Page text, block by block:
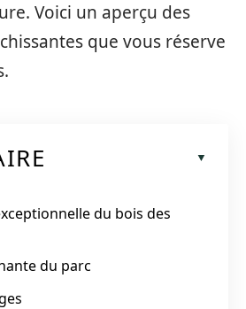
Voici un aperçu des
que vous réserve
du bois des
du parc